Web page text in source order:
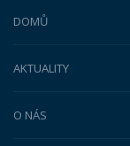
DOMŮ
AKTUALITY
O NÁS